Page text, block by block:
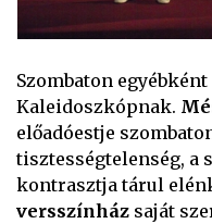
Szombaton
Kaleidoszkópnak.
előadóestje
tisztességtelenség, a
kontrasztja tárul
versszínház saját